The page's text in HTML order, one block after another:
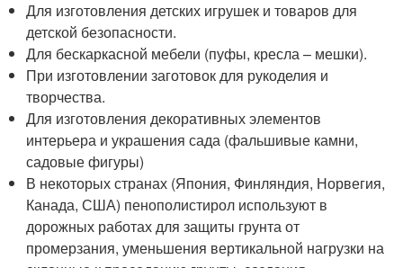
Для изготовления детских игрушек и товаров для
детской безопасности.
Для бескаркасной мебели (пуфы, кресла – мешки).
При изготовлении заготовок для рукоделия и
творчества.
Для изготовления декоративных элементов
интерьера и украшения сада (фальшивые камни,
садовые фигуры)
В некоторых странах (Япония, Финляндия, Норвегия,
Канада, США) пенополистирол используют в
дорожных работах для защиты грунта от
промерзания, уменьшения вертикальной нагрузки на